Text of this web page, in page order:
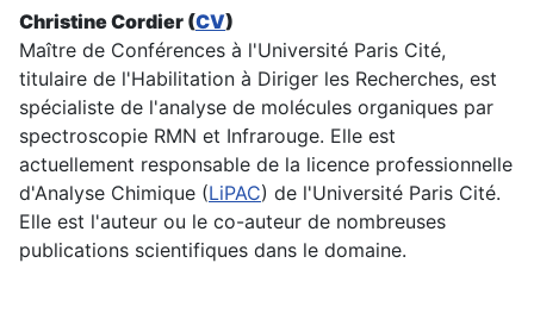
Christine Cordier (CV)
Maître de Conférences à l'Université Paris Cité,
titulaire de l'Habilitation à Diriger les Recherches, est
spécialiste de l'analyse de molécules organiques par
spectroscopie RMN et Infrarouge. Elle est
actuellement responsable de la licence professionnelle
d'Analyse Chimique (LiPAC) de l'Université Paris Cité.
Elle est l'auteur ou le co-auteur de nombreuses
publications scientifiques dans le domaine.